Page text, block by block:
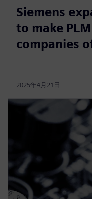
Siemens
to make
companies
2025年4月21日